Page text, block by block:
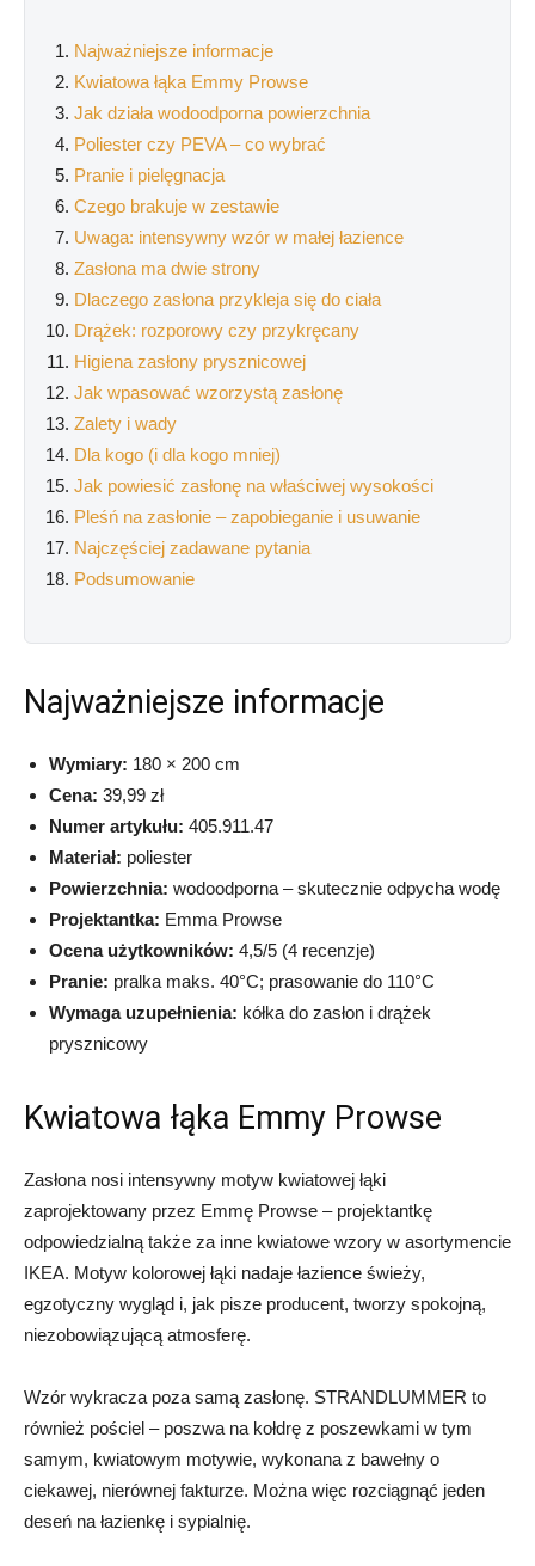
Najważniejsze informacje
Kwiatowa łąka Emmy Prowse
Jak działa wodoodporna powierzchnia
Poliester czy PEVA – co wybrać
Pranie i pielęgnacja
Czego brakuje w zestawie
Uwaga: intensywny wzór w małej łazience
Zasłona ma dwie strony
Dlaczego zasłona przykleja się do ciała
Drążek: rozporowy czy przykręcany
Higiena zasłony prysznicowej
Jak wpasować wzorzystą zasłonę
Zalety i wady
Dla kogo (i dla kogo mniej)
Jak powiesić zasłonę na właściwej wysokości
Pleśń na zasłonie – zapobieganie i usuwanie
Najczęściej zadawane pytania
Podsumowanie
Najważniejsze informacje
Wymiary: 180 × 200 cm
Cena: 39,99 zł
Numer artykułu: 405.911.47
Materiał: poliester
Powierzchnia: wodoodporna – skutecznie odpycha wodę
Projektantka: Emma Prowse
Ocena użytkowników: 4,5/5 (4 recenzje)
Pranie: pralka maks. 40°C; prasowanie do 110°C
Wymaga uzupełnienia: kółka do zasłon i drążek
prysznicowy
Kwiatowa łąka Emmy Prowse
Zasłona nosi intensywny motyw kwiatowej łąki
zaprojektowany przez Emmę Prowse – projektantkę
odpowiedzialną także za inne kwiatowe wzory w asortymencie
IKEA. Motyw kolorowej łąki nadaje łazience świeży,
egzotyczny wygląd i, jak pisze producent, tworzy spokojną,
niezobowiązującą atmosferę.
Wzór wykracza poza samą zasłonę. STRANDLUMMER to
również pościel – poszwa na kołdrę z poszewkami w tym
samym, kwiatowym motywie, wykonana z bawełny o
ciekawej, nierównej fakturze. Można więc rozciągnąć jeden
deseń na łazienkę i sypialnię.